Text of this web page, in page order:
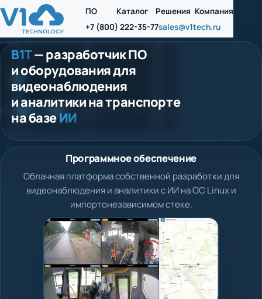
ПО Каталог Решения Компания
+7 (800) 222-35-77sales@v1tech.ru
В1Т— разработчик ПО
и оборудования для
видеонаблюдения
и аналитики на транспорте
на базеИИ
Программное обеспечение
Облачная платформа собственной разработки для
видеонаблюдения и аналитики с ИИ на ОС Linux и
импортонезависимом стеке.